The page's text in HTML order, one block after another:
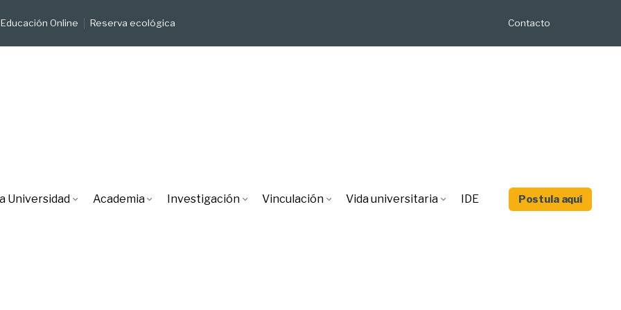
Educación Online Reserva ecológica Contacto
Universidad Academia Investigación Vinculación Vida universitaria IDE Postula aquí